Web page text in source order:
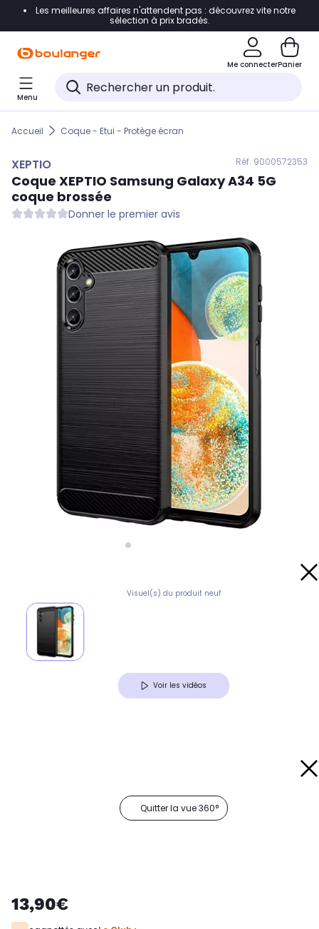
Accéder directement à la navigation
Accéder directement au pied de page
Accéder directement au chatbot
Les meilleures affaires n'attendent pas : découvrez vite notre
sélection à prix bradés.
Me connecterPanier
Menu
Accueil Coque - Etui - Protège écran
XEPTIO Réf. 9000572353
Coque XEPTIO Samsung Galaxy A34 5G
coque brossée
Donner le premier avis
Visuel(s) du produit neuf
Voir les vidéos
Quitter la vue 360°
13,90€